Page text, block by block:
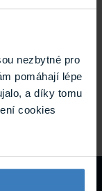
nezbytné pro
pomáhají lépe
a díky tomu
cookies
zkratu nebo